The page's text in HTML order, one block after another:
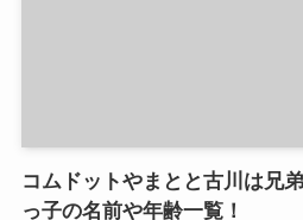
コムドットやまとと古川は兄
っ子の名前や年齢一覧！